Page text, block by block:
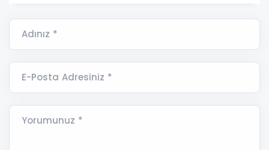
Adınız *
E-Posta Adresiniz *
Yorumunuz *